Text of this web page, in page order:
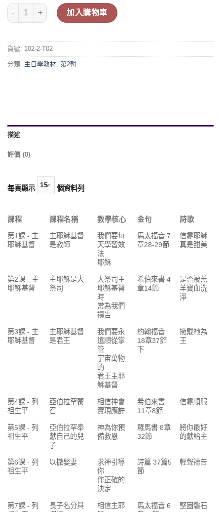
【喜樂團主日學教材】- 第2輯低年級教師本 數量
加入購物車
貨號: 102-2-T02
分類: 主日學教材 第2輯
描述
評價 (0)
每頁顯示 個資料列
課程 課程名稱 教學核心 金句 詩歌
第1課 - 主
耶穌基督
主耶穌基督
是教師
我們要每
天學習效
法
耶穌
馬太福音 7
章28-29節
信靠耶穌
真是甜美
第2課 - 主
耶穌基督
主耶穌是大
祭司
大祭司主
耶穌基督
時
常為我們
禱告
希伯來書 4
章14節
是否被羔
羊寶血洗
淨
第3課 - 主
耶穌基督
主耶穌基督
是君王
我們要永
遠順從掌
管
宇宙萬物
的
君王主耶
穌基督
約翰福音
18章37節
下
擁戴祂為
王
第4課 - 列
祖生平
亞伯拉罕蒙
召
相信神會
實現應許
希伯來書
11章8節
信靠順服
第5課 - 列
祖生平
亞伯拉罕奉
獻自己的兒
子
神為你預
備救恩
羅馬書 8章
32節
將你最好
的獻給主
第6課 - 列
祖生平
以撒娶妻
求神引導
你
作正確的
決定
詩篇 37篇5
節
輕聲禱告
第7課 - 列
長子名分與
相信主耶
馬太福音 6
堅固磐石